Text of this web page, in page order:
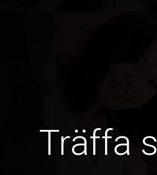
Träffa